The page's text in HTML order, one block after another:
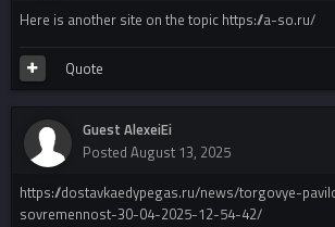
Here is another site on the topic https://a-so.ru/
Quote
Guest AlexeiEi
Posted August 13, 2025
https://dostavkaedypegas.ru/news/torgovye-
sovremennost-30-04-2025-12-54-42/